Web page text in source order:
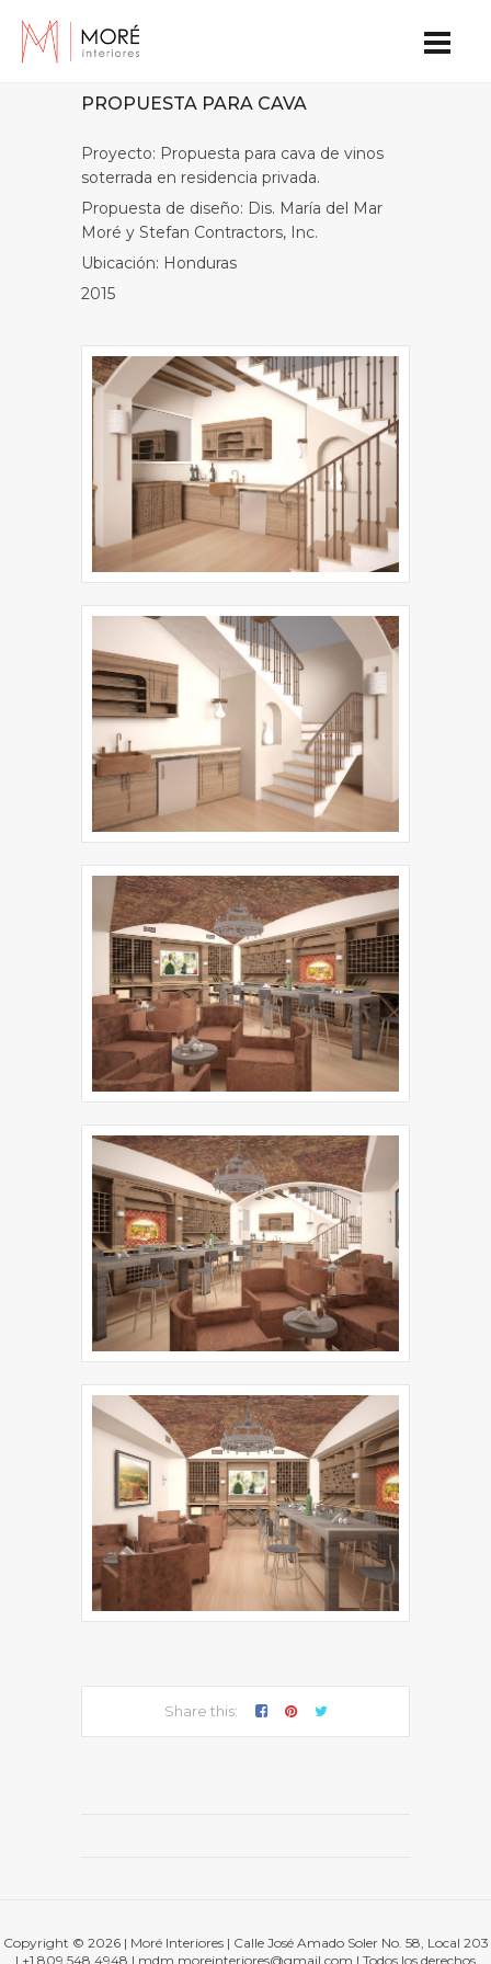
PROPUESTA PARA CAVA
Proyecto: Propuesta para cava de vinos
soterrada en residencia privada.
Propuesta de diseño: Dis. María del Mar
Moré y Stefan Contractors, Inc.
Ubicación: Honduras
2015
Share this:
Copyright © 2026 | Moré Interiores | Calle José Amado Soler No. 58, Local 203
| +1 809.548.4948 | mdm.moreinteriores@gmail.com | Todos los derechos